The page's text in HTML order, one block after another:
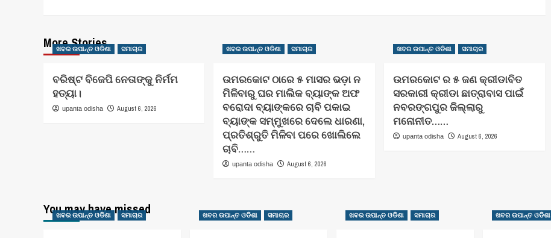
More Stories
ଖବର ଉପାନ୍ତ ଓଡିଶା ସମାଚାର
ବରିଷ୍ଟ ବିଜେପି ନେତାଙ୍କୁ ନିର୍ମମ
ହତ୍ୟା।
upanta odisha August 6, 2026
ଖବର ଉପାନ୍ତ ଓଡିଶା ସମାଚାର
ଉମରକୋଟ ଠାରେ ୫ ମାସର ଭଡ଼ା ନ
ମିଳିବାରୁ ଘର ମାଲିକ ବ୍ୟାଙ୍କ ଅଫ
ବରୋଦା ବ୍ୟାଙ୍କରେ ଚାବି ପକାଇ
ବ୍ୟାଙ୍କ ସମ୍ମୁଖରେ ଦେଲେ ଧାରଣା,
ପ୍ରତିଶ୍ରୁତି ମିଳିବା ପରେ ଖୋଲିଲେ
ଚାବି……
upanta odisha August 6, 2026
ଖବର ଉପାନ୍ତ ଓଡିଶା ସମାଚାର
ଉମରକୋଟ ର ୫ ଜଣ କ୍ରୀଡାବିତ
ସରକାରୀ କ୍ରୀଡା ଛାତ୍ରାବାସ ପାଇଁ
ନବରଙ୍ଗପୁର ଜିଲ୍ଲାରୁ
ମନୋନୀତ……
upanta odisha August 6, 2026
You may have missed
ଖବର ଉପାନ୍ତ ଓଡିଶା ସମାଚାର ଖବର ଉପାନ୍ତ ଓଡିଶା ସମାଚାର ଖବର ଉପାନ୍ତ ଓଡିଶା ସମାଚାର ଖବର ଉପାନ୍ତ ଓଡିଶା